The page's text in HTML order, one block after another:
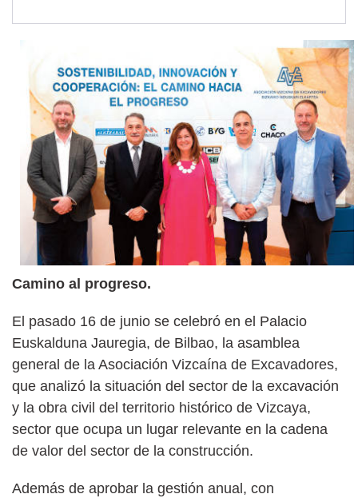
Camino al progreso.
El pasado 16 de junio se celebró en el Palacio
Euskalduna Jauregia, de Bilbao, la asamblea
general de la Asociación Vizcaína de Excavadores,
que analizó la situación del sector de la excavación
y la obra civil del territorio histórico de Vizcaya,
sector que ocupa un lugar relevante en la cadena
de valor del sector de la construcción.
Además de aprobar la gestión anual, con